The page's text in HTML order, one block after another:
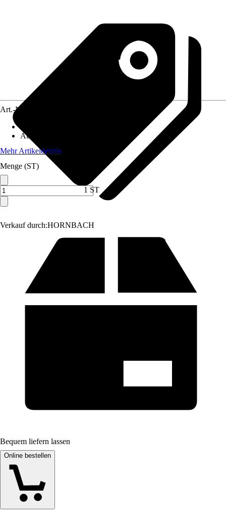
Verkauf durch:HORNBACH
Art.-Nr.
Automatische Aufrollfunktion
Mehr Artikeldetails
Menge (ST)
1 ST
Bequem liefern lassen
Online bestellen